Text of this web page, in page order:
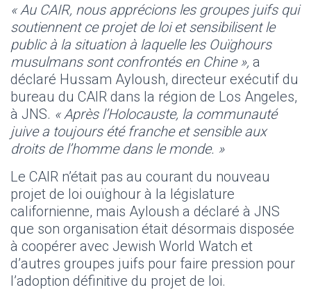
« Au CAIR, nous apprécions les groupes juifs qui
soutiennent ce projet de loi et sensibilisent le
public à la situation à laquelle les Ouïghours
musulmans sont confrontés en Chine », a
déclaré Hussam Ayloush, directeur exécutif du
bureau du CAIR dans la région de Los Angeles,
à JNS. « Après l’Holocauste, la communauté
juive a toujours été franche et sensible aux
droits de l’homme dans le monde. »
Le CAIR n’était pas au courant du nouveau
projet de loi ouïghour à la législature
californienne, mais Ayloush a déclaré à JNS
que son organisation était désormais disposée
à coopérer avec Jewish World Watch et
d’autres groupes juifs pour faire pression pour
l’adoption définitive du projet de loi.